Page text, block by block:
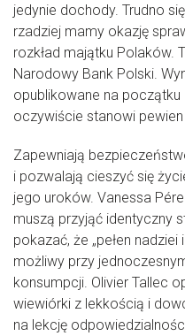
jedynie dochody. Trudno
rzadziej mamy okazję
rozkład majątku Polaków.
Narodowy Bank Polski.
opublikowane na
oczywiście stanowi
Zapewniają
i pozwalają cieszyć się
jego uroków. Vanessa
muszą przyjąć identyczny
pokazać, że „pełen
możliwy przy
konsumpcji. Olivier Tallec
wiewiórki z lekkością i
na lekcję